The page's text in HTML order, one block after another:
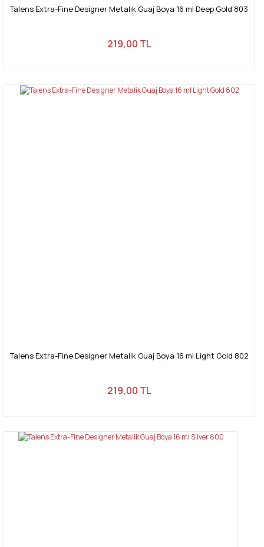
Talens Extra-Fine Designer Metalik Guaj Boya 16 ml Deep Gold 803
219,00 TL
Talens Extra-Fine Designer Metalik Guaj Boya 16 ml Light Gold 802
219,00 TL